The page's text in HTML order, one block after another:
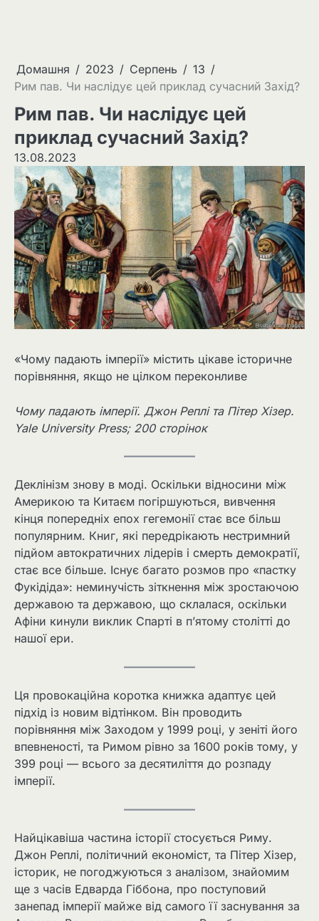
Домашня 2023 Серпень
13
Рим пав. Чи наслідує цей приклад сучасний Захід?
Рим пав. Чи наслідує цей
приклад сучасний Захід?
13.08.2023
«Чому падають імперії» містить цікаве історичне
порівняння, якщо не цілком переконливе
Чому падають імперії. Джон Реплі та Пітер Хізер.
Yale University Press; 200 сторінок
Деклінізм знову в моді. Оскільки відносини між
Америкою та Китаєм погіршуються, вивчення
кінця попередніх епох гегемонії стає все більш
популярним. Книг, які передрікають нестримний
підйом автократичних лідерів і смерть демократії,
стає все більше. Існує багато розмов про «пастку
Фукідіда»: неминучість зіткнення між зростаючою
державою та державою, що склалася, оскільки
Афіни кинули виклик Спарті в п’ятому столітті до
нашої ери.
Ця провокаційна коротка книжка адаптує цей
підхід із новим відтінком. Він проводить
порівняння між Заходом у 1999 році, у зеніті його
впевненості, та Римом рівно за 1600 років тому, у
399 році — всього за десятиліття до розпаду
імперії.
Найцікавіша частина історії стосується Риму.
Джон Реплі, політичний економіст, та Пітер Хізер,
історик, не погоджуються з аналізом, знайомим
ще з часів Едварда Гіббона, про поступовий
занепад імперії майже від самого її заснування за